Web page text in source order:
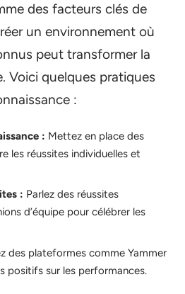
des facteurs clés de
un environnement où
peut transformer la
Voici quelques pratiques
:
: Mettez en place des
les réussites individuelles et
: Parlez des réussites
d’équipe pour célébrer les
des plateformes comme Yammer
positifs sur les performances.